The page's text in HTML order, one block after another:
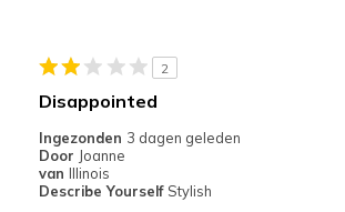
Casual Wear
Width
Sizing
Feels true to size
2
Disappointed
Ingezonden 3 dagen geleden
Door Joanne
van Illinois
Describe Yourself Stylish